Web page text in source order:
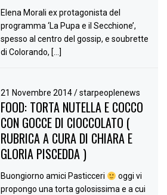
Elena Morali ex protagonista del
programma ‘La Pupa e il Secchione’,
spesso al centro del gossip, e soubrette
di Colorando, […]
21 Novembre 2014/ starpeoplenews
FOOD: TORTA NUTELLA E COCCO
CON GOCCE DI CIOCCOLATO (
RUBRICA A CURA DI CHIARA E
GLORIA PISCEDDA )
Buongiorno amici Pasticceri
oggi vi
propongo una torta golosissima e a cui